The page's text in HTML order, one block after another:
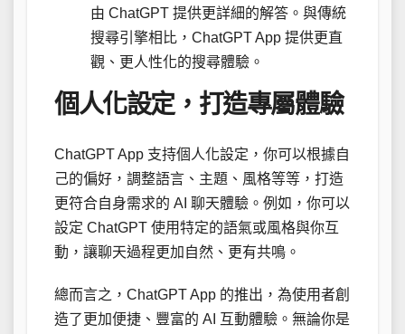
由 ChatGPT 提供更詳細的解答。與傳統
搜尋引擎相比，ChatGPT App 提供更直
觀、更人性化的搜尋體驗。
個人化設定，打造專屬體驗
ChatGPT App 支持個人化設定，你可以根據自
己的偏好，調整語言、主題、風格等等，打造
更符合自身需求的 AI 聊天體驗。例如，你可以
設定 ChatGPT 使用特定的語氣或風格與你互
動，讓聊天過程更加自然、更有共鳴。
總而言之，ChatGPT App 的推出，為使用者創
造了更加便捷、豐富的 AI 互動體驗。無論你是